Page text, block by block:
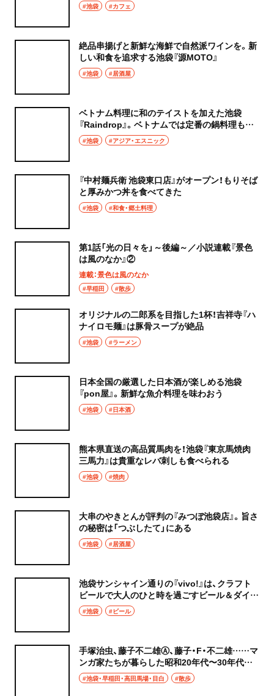
#池袋 #カフェ
絶品串揚げと新鮮な海鮮で自然派ワインを。新
しい和食を追求する池袋『源MOTO』
#池袋 #居酒屋
ベトナム料理に和のテイストを加えた池袋
『Raindrop』。ベトナムでは定番の鍋料理も食
べたい
#池袋 #アジア・エスニック
『中村麺兵衛 池袋東口店』がオープン！もりそば
と厚みかつ丼を食べてきた
#池袋 #和食・郷土料理
第1話「光の日々を」～後編～／小説連載『景色
は風のなか』②
連載：景色は風のなか
#早稲田 #散歩
オリジナルの二郎系を目指した1杯！吉祥寺『ハ
ナイロモ麺』は豚骨スープが絶品
#池袋 #ラーメン
日本全国の厳選した日本酒が楽しめる池袋
『pon屋』。新鮮な魚介料理を味わおう
#池袋 #日本酒
熊本県直送の高品質馬肉を！池袋『東京馬焼肉
三馬力』は貴重なレバ刺しも食べられる
#池袋 #焼肉
大串のやきとんが評判の『みつぼ池袋店』。旨さ
の秘密は「つぶしたて」にある
#池袋 #居酒屋
池袋サンシャイン通りの『vivo!』は、クラフト
ビールで大人のひと時を過ごすビール＆ダイニ
ングバー
#池袋 #ビール
手塚治虫、藤子不二雄Ⓐ、藤子・F・不二雄……マ
ンガ家たちが暮らした昭和20年代〜30年代前
半の南長崎
#池袋・早稲田・高田馬場・目白 #散歩